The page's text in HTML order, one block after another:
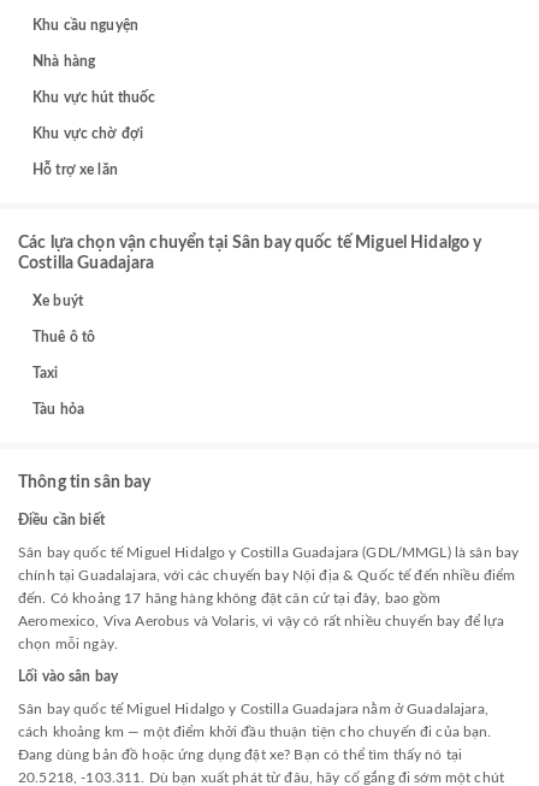
Khu cầu nguyện
Nhà hàng
Khu vực hút thuốc
Khu vực chờ đợi
Hỗ trợ xe lăn
Các lựa chọn vận chuyển tại Sân bay quốc tế Miguel Hidalgo y
Costilla Guadajara
Xe buýt
Thuê ô tô
Taxi
Tàu hỏa
Thông tin sân bay
Điều cần biết
Sân bay quốc tế Miguel Hidalgo y Costilla Guadajara (GDL/MMGL) là sân bay
chính tại Guadalajara, với các chuyến bay Nội địa & Quốc tế đến nhiều điểm
đến. Có khoảng 17 hãng hàng không đặt căn cứ tại đây, bao gồm
Aeromexico, Viva Aerobus và Volaris, vì vậy có rất nhiều chuyến bay để lựa
chọn mỗi ngày.
Lối vào sân bay
Sân bay quốc tế Miguel Hidalgo y Costilla Guadajara nằm ở Guadalajara,
cách khoảng km — một điểm khởi đầu thuận tiện cho chuyến đi của bạn.
Đang dùng bản đồ hoặc ứng dụng đặt xe? Bạn có thể tìm thấy nó tại
20.5218, -103.311. Dù bạn xuất phát từ đâu, hãy cố gắng đi sớm một chút